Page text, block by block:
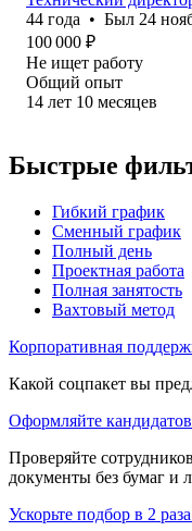
44 года • Был 24
100 000 ₽
Не ищет работу
Общий опыт
14 лет 10 месяцев
Быстрые
Гибкий график
Сменный график
Полный день
Проектная работа
Полная занятость
Вахтовый метод
Корпоративная
Какой соцпакет вы
Оформляйте
Проверяйте
документы без бумаг и
Ускорьте подбор в 2